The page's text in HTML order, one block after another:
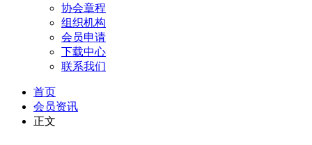
协会章程
组织机构
会员申请
下载中心
联系我们
首页
会员资讯
正文